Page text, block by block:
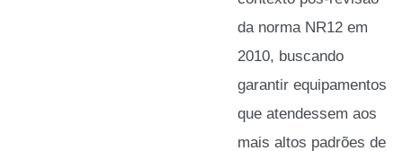
da norma NR12 em
2010, buscando
garantir equipamentos
que atendessem aos
mais altos padrões de